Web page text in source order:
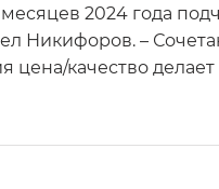
2024 года
Никифоров. –
цена/качество